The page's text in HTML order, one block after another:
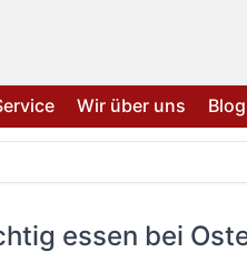
Wir über uns Blog
essen bei